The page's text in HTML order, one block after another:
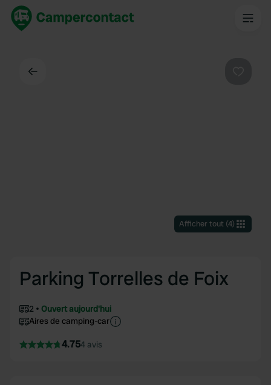
Afficher tout(4)
Parking Torrelles de Foix
2
Ouvert aujourd'hui
Aires de camping-car
4.754 avis